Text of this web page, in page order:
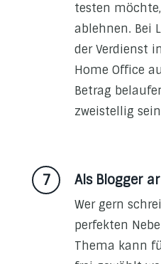
testen
ablehnen. Bei
der Verdienst
Home Office
Betrag
zweistellig
Als Blogger
Wer gern
perfekten
Thema kann